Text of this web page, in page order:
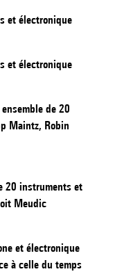
et électronique
et électronique
de 20
Maintz, Robin
20 instruments et
Meudic
et électronique
à celle du temps